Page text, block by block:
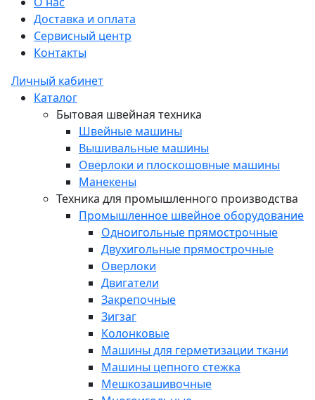
Доставка и оплата
Сервисный центр
Контакты
Личный кабинет
Каталог
Бытовая швейная техника
Швейные машины
Вышивальные машины
Оверлоки и плоскошовные машины
Манекены
Техника для промышленного производства
Промышленное швейное оборудование
Одноигольные прямострочные
Двухигольные прямострочные
Оверлоки
Двигатели
Закрепочные
Зигзаг
Колонковые
Машины для герметизации ткани
Машины цепного стежка
Мешкозашивочные